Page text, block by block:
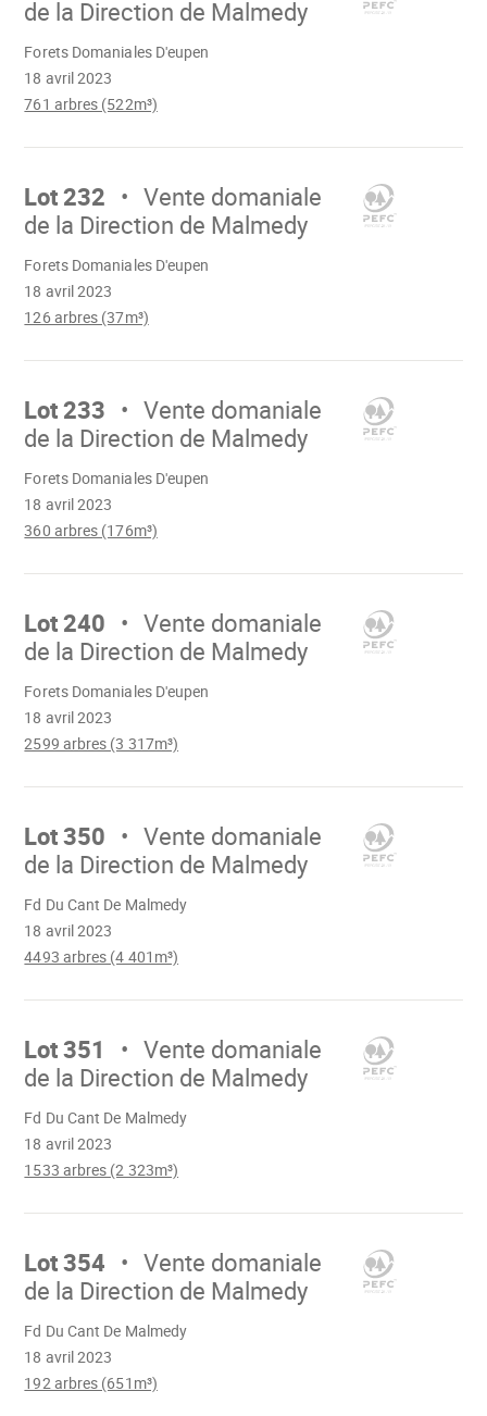
de la Direction de Malmedy
18 avril 2023
Forets Domaniales D'eupen
761 arbres (522m³)
Aller
Lot 232
Vente domaniale
de la Direction de Malmedy
18 avril 2023
Forets Domaniales D'eupen
126 arbres (37m³)
Aller
Lot 233
Vente domaniale
de la Direction de Malmedy
18 avril 2023
Forets Domaniales D'eupen
360 arbres (176m³)
Aller
Lot 240
Vente domaniale
de la Direction de Malmedy
18 avril 2023
Forets Domaniales D'eupen
2599 arbres (3 317m³)
Aller
Lot 350
Vente domaniale
de la Direction de Malmedy
18 avril 2023
Fd Du Cant De Malmedy
4493 arbres (4 401m³)
Aller
Lot 351
Vente domaniale
de la Direction de Malmedy
18 avril 2023
Fd Du Cant De Malmedy
1533 arbres (2 323m³)
Aller
Lot 354
Vente domaniale
de la Direction de Malmedy
18 avril 2023
Fd Du Cant De Malmedy
192 arbres (651m³)